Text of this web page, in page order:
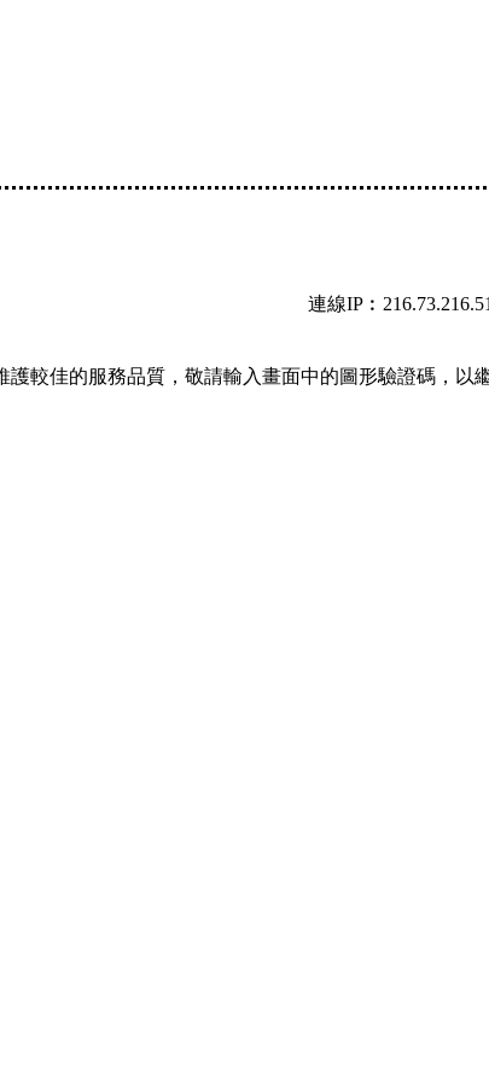
連線
較佳的服務品質，敬請輸入畫面中的圖形驗證碼，以